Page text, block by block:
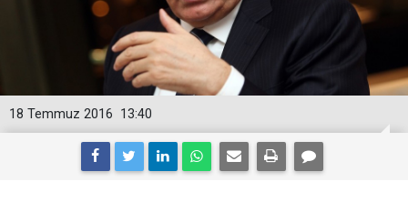
13:40
18 Temmuz 2016